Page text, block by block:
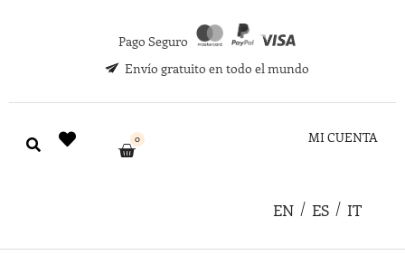
Pago Seguro
Envío gratuito en todo el mundo
0 MI CUENTA
EN ES IT